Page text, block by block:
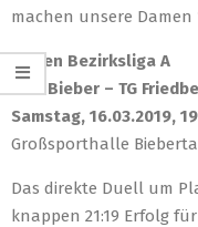
machen unsere Damen
Frauen Bezirksliga A
KSG Bieber – TG
Samstag, 16.03.2019,
Großsporthalle
Das direkte Duell um
knappen 21:19 Erfolg